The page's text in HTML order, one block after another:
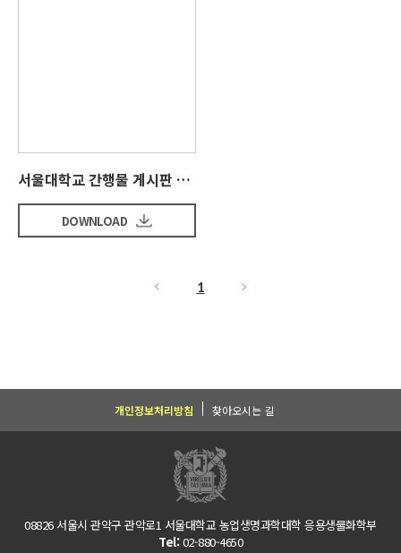
서울대학교 간행물 게시판 샘플입니다
DOWNLOAD
1
개인정보처리방침 찾아오시는 길
08826 서울시 관악구 관악로1 서울대학교 농업생명과학대학 응용생물화학부
Tel:02-880-4650